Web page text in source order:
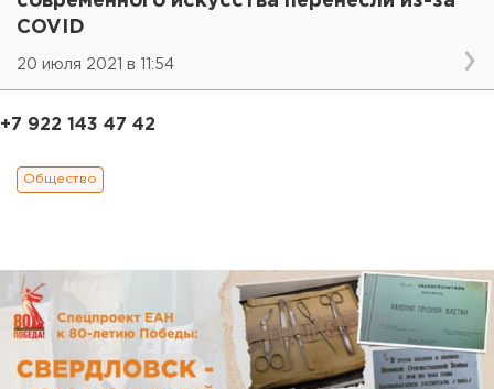
COVID
20 июля 2021 в 11:54
+7 922 143 47 42
Общество